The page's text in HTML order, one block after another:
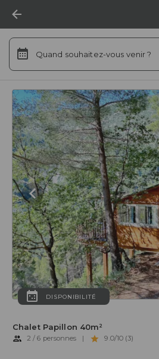
Quand souhaitez-vous venir ?
DISPONIBILITÉ
Chalet Papillon 40m²
2 / 6 personnes | 9.0/10 (3)